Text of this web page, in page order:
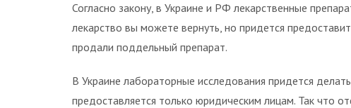
Согласно закону, в Украине и РФ лекарственные
лекарство вы можете вернуть, но придется
продали поддельный препарат.
В Украине лабораторные исследования придется
предоставляется только юридическим лицам. Так что